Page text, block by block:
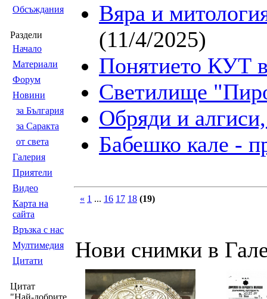
Обсъждания
Раздели
Началo
Материали
Форум
Новини
за България
за Саракта
от света
Галерия
Приятели
Видео
Карта на
сайта
Връзка с нас
Мултимедия
Цитати
Цитат
"Най-добрите
Вяра и
(11/4/2025)
Понятието КУТ
Светилище
Обряди и
Бабешко кале -
« 1 ... 16 17 18 (19)
Нови снимки в